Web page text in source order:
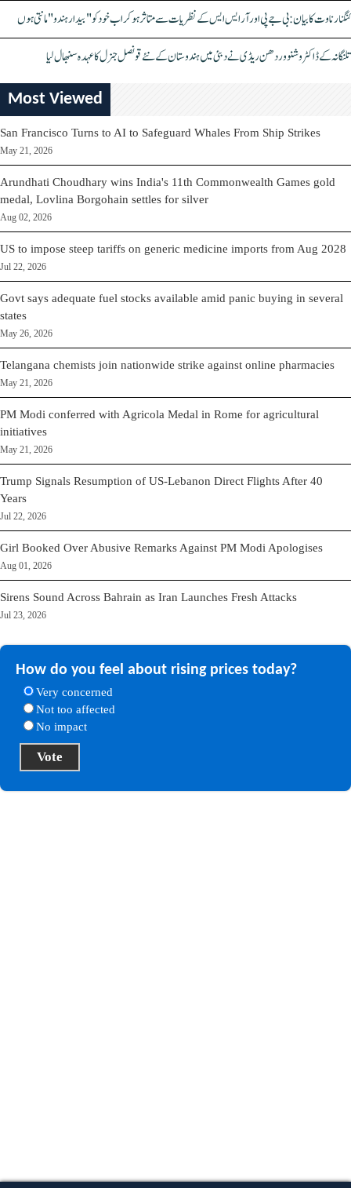
کنگنا رناوت کا بیان: بی جے پی اور آر ایس ایس کے نظریات سے متاثر ہو کر اب خود کو "بیدار ہندو" مانتی ہوں
تلنگانہ کے ڈاکٹر وشنو وردھن ریڈی نے دبئی میں ہندوستان کے نئے قونصل جنرل کا عہدہ سنبھال لیا
Most Viewed
San Francisco Turns to AI to Safeguard Whales From Ship Strikes
May 21, 2026
Arundhati Choudhary wins India's 11th Commonwealth Games gold
medal, Lovlina Borgohain settles for silver
Aug 02, 2026
US to impose steep tariffs on generic medicine imports from Aug 2028
Jul 22, 2026
Govt says adequate fuel stocks available amid panic buying in several
states
May 26, 2026
Telangana chemists join nationwide strike against online pharmacies
May 21, 2026
PM Modi conferred with Agricola Medal in Rome for agricultural
initiatives
May 21, 2026
Trump Signals Resumption of US-Lebanon Direct Flights After 40
Years
Jul 22, 2026
Girl Booked Over Abusive Remarks Against PM Modi Apologises
Aug 01, 2026
Sirens Sound Across Bahrain as Iran Launches Fresh Attacks
Jul 23, 2026
How do you feel about rising prices today?
Very concerned
Not too affected
No impact